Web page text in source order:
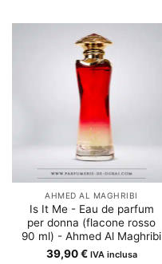
AHMED AL MAGHRIBI
Is It Me - Eau de parfum
per donna (flacone rosso
90 ml) - Ahmed Al Maghribi
39,90€ IVA inclusa